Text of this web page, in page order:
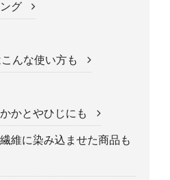
グ
んな使い方も
かとやひじにも
に染み込ませた商品も